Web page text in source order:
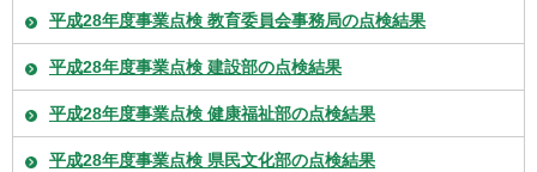
平成28年度事業点検 教育委員会事務局の点検結果
平成28年度事業点検 建設部の点検結果
平成28年度事業点検 健康福祉部の点検結果
平成28年度事業点検 県民文化部の点検結果